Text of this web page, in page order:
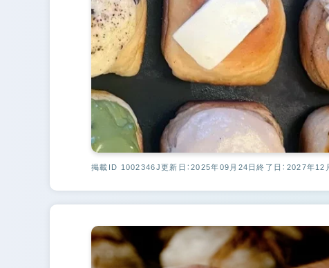
掲載ID 1002346J更新日：2025年09月24日終了日：2027年12